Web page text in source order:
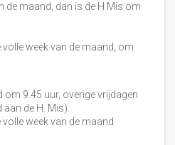
de maand, dan is de H Mis om
week van de maand, om
om 9.45 uur, overige vrijdagen
de H. Mis).
week van de maand